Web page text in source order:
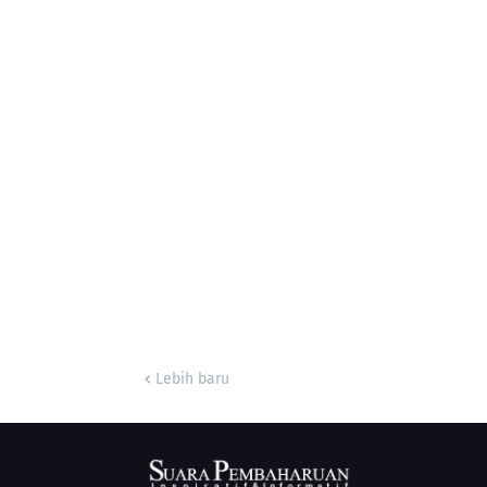
Lebih baru